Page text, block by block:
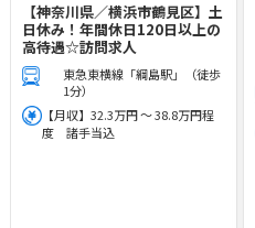
【神奈川県／横浜市鶴見区】土
日休み！年間休日120日以上の
高待遇☆訪問求人
東急東横線「綱島駅」（徒歩
1分）
【月収】32.3万円 ～ 38.8万円程
度 諸手当込